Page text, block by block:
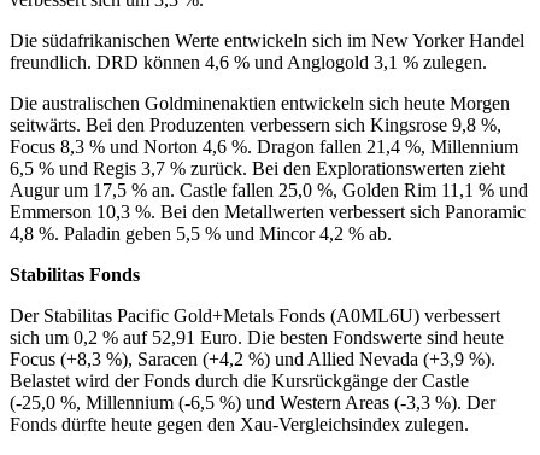
Die südafrikanischen Werte entwickeln sich im New Yorker Handel
freundlich. DRD können 4,6 % und Anglogold 3,1 % zulegen.
Die australischen Goldminenaktien entwickeln sich heute Morgen
seitwärts. Bei den Produzenten verbessern sich Kingsrose 9,8 %,
Focus 8,3 % und Norton 4,6 %. Dragon fallen 21,4 %, Millennium
6,5 % und Regis 3,7 % zurück. Bei den Explorationswerten zieht
Augur um 17,5 % an. Castle fallen 25,0 %, Golden Rim 11,1 % und
Emmerson 10,3 %. Bei den Metallwerten verbessert sich Panoramic
4,8 %. Paladin geben 5,5 % und Mincor 4,2 % ab.
Stabilitas Fonds
Der Stabilitas Pacific Gold+Metals Fonds (A0ML6U) verbessert
sich um 0,2 % auf 52,91 Euro. Die besten Fondswerte sind heute
Focus (+8,3 %), Saracen (+4,2 %) und Allied Nevada (+3,9 %).
Belastet wird der Fonds durch die Kursrückgänge der Castle
(-25,0 %, Millennium (-6,5 %) und Western Areas (-3,3 %). Der
Fonds dürfte heute gegen den Xau-Vergleichsindex zulegen.